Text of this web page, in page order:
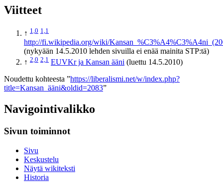
Viitteet
↑ 1,0 1,1
http://fi.wikipedia.org/wiki/
(nykyään 14.5.2010 lehden sivuilla ei enää mainita STP:tä)
↑ 2,0 2,1 EUVKr ja Kansan ääni (luettu 14.5.2010)
Noudettu kohteesta ”https://liberalismi.net/w/index.php?
title=Kansan_ääni&oldid=2083”
Navigointivalikko
Sivun toiminnot
Sivu
Keskustelu
Näytä wikiteksti
Historia